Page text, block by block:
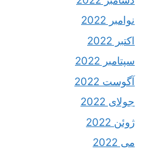
نوامبر 2022
اکتبر 2022
سپتامبر 2022
آگوست 2022
جولای 2022
ژوئن 2022
می 2022